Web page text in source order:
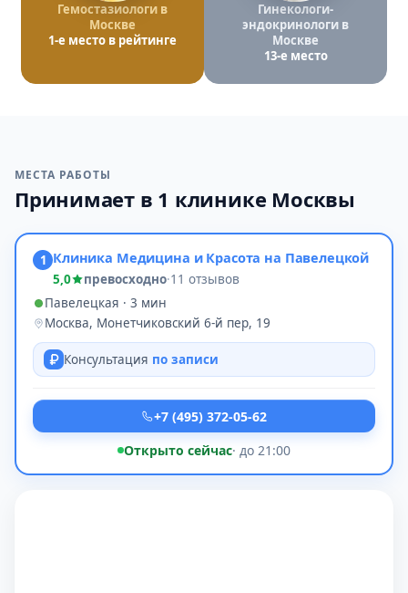
Гемостазиологи в
Москве
1-е место в рейтинге
Гинекологи-
эндокринологи в
Москве
13-е место
МЕСТА РАБОТЫ
Принимает в 1 клинике Москвы
1 Клиника Медицина и Красота на Павелецкой
5,0 превосходно·11 отзывов
Павелецкая · 3 мин
Москва, Монетчиковский 6-й пер, 19
Консультация по записи
+7 (495) 372-05-62
Открыто сейчас· до 21:00